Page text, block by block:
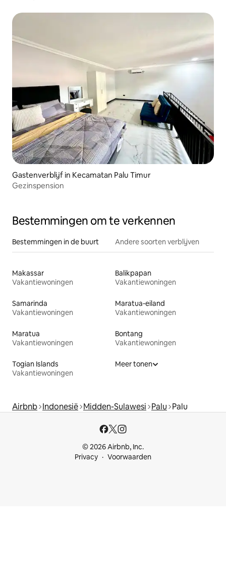
Gastenverblijf in Kecamatan Palu Timur
Gezinspension
Bestemmingen om te verkennen
Bestemmingen in de buurt Andere soorten verblijven
Makassar
Vakantiewoningen
Balikpapan
Vakantiewoningen
Samarinda
Vakantiewoningen
Maratua-eiland
Vakantiewoningen
Maratua
Vakantiewoningen
Bontang
Vakantiewoningen
Togian Islands
Vakantiewoningen
Meer tonen
Airbnb Indonesië Midden-Sulawesi Palu Palu
© 2026 Airbnb, Inc.
Privacy
Voorwaarden